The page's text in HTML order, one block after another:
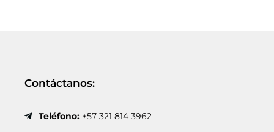
Contáctanos:
Teléfono:+57 321 814 3962